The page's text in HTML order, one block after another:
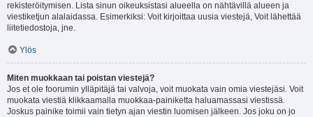
rekisteröitymisen. Lista sinun oikeuksistasi alueella on nähtävillä alueen ja
viestiketjun alalaidassa. Esimerkiksi: Voit kirjoittaa uusia viestejä, Voit lähettää
liitetiedostoja, jne.
Ylös
Miten muokkaan tai poistan viestejä?
Jos et ole foorumin ylläpitäjä tai valvoja, voit muokata vain omia viestejäsi. Voit
muokata viestiä klikkaamalla muokkaa-painiketta haluamassasi viestissä.
Joskus painike toimii vain tietyn ajan viestin luomisen jälkeen. Jos joku on jo